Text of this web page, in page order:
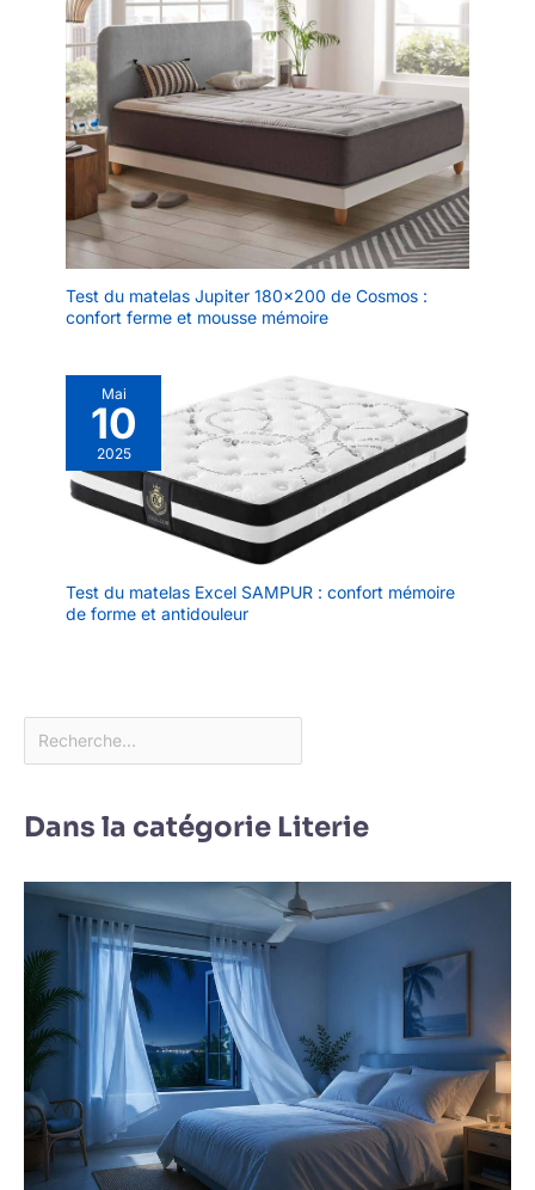
Test du matelas Jupiter 180×200 de Cosmos :
confort ferme et mousse mémoire
Mai
10
2025
Test du matelas Excel SAMPUR : confort mémoire
de forme et antidouleur
Dans la catégorie Literie